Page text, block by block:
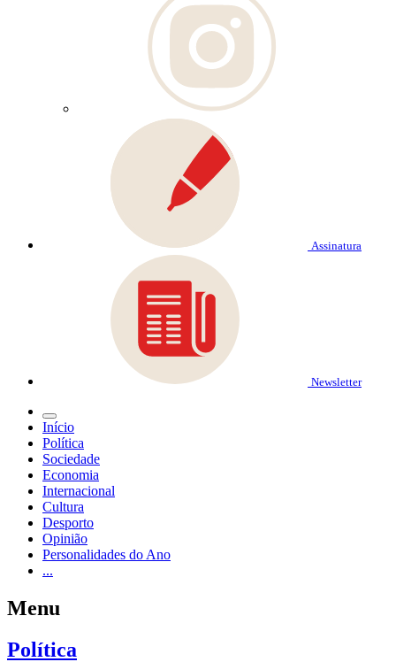
Assinatura
Newsletter
Início
Política
Sociedade
Economia
Internacional
Cultura
Desporto
Opinião
Personalidades do Ano
...
Menu
Política